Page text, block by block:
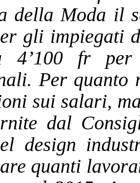
della Moda il
gli impiegati
4’100 fr
Per
sui salari,
dal
design
quanti